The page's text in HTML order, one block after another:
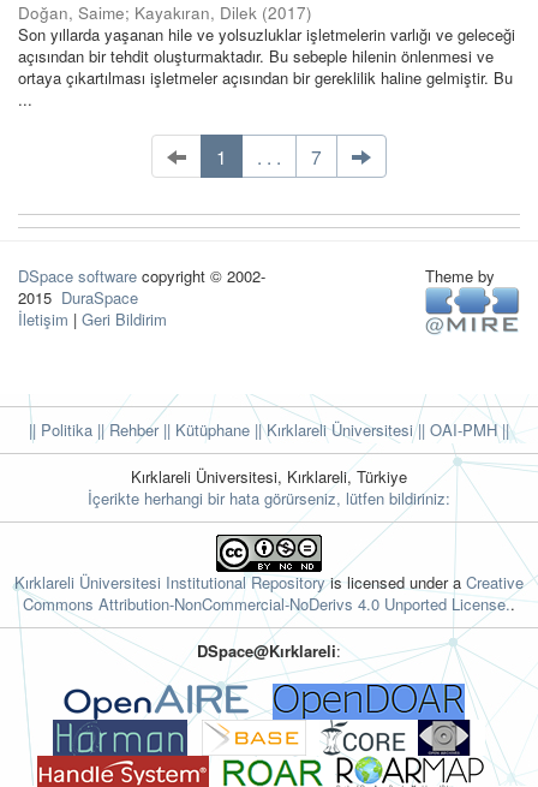
Doğan, Saime; Kayakıran, Dilek (2017)
Son yıllarda yaşanan hile ve yolsuzluklar işletmelerin varlığı ve geleceği
açısından bir tehdit oluşturmaktadır. Bu sebeple hilenin önlenmesi ve
ortaya çıkartılması işletmeler açısından bir gereklilik haline gelmiştir. Bu
...
1 . . . 7
DSpace software copyright © 2002-
2015 DuraSpace
İletişim | Geri Bildirim
Theme by
|| Politika || Rehber|| Kütüphane || Kırklareli Üniversitesi || OAI-PMH ||
Kırklareli Üniversitesi, Kırklareli, Türkiye
İçerikte herhangi bir hata görürseniz, lütfen bildiriniz:
Kırklareli Üniversitesi Institutional Repositoryis licensed under a Creative
Commons Attribution-NonCommercial-NoDerivs 4.0 Unported License..
DSpace@Kırklareli: